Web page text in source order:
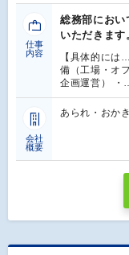
仕事
内容
総務部におい
いただきます
【具体的に
備（工場・オ
企画運営） ・
会社
概要
あられ・おか